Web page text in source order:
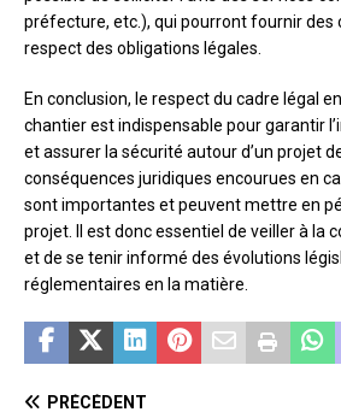
préfecture, etc.), qui pourront fournir des
respect des obligations légales.
En conclusion, le respect du cadre légal
chantier est indispensable pour garantir
et assurer la sécurité autour d’un projet
conséquences juridiques encourues en
sont importantes et peuvent mettre en
projet. Il est donc essentiel de veiller à la
et de se tenir informé des évolutions
réglementaires en la matière.
PRÉCÉDENT